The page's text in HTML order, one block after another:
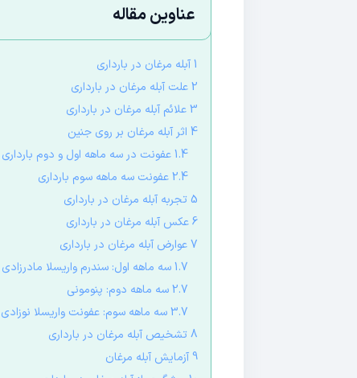
عناوین مقاله
1 آبله مرغان در بارداری
2 علت آبله مرغان در بارداری
3 علائم آبله مرغان در بارداری
4 اثر آبله مرغان بر روی جنین
1.4 عفونت در سه ماهه اول و دوم بارداری
2.4 عفونت سه ماهه سوم بارداری
5 تجربه آبله مرغان در بارداری
6 عکس آبله مرغان در بارداری
7 عوارض آبله مرغان در بارداری
1.7 سه ماهه اول: سندرم واریسلا مادرزادی
2.7 سه ماهه دوم: پنومونی
3.7 سه ماهه سوم: عفونت واریسلا نوزادی
8 تشخیص آبله مرغان در بارداری
9 آزمایش آبله مرغان